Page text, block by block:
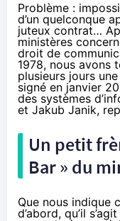
Problème :
d’un quelconque
juteux contrat…
ministères
droit de
1978, nous avons
plusieurs jours
signé en janvier
des systèmes
et Jakub Janik,
Un petit
Bar » du
Que nous indique
d’abord, qu’il